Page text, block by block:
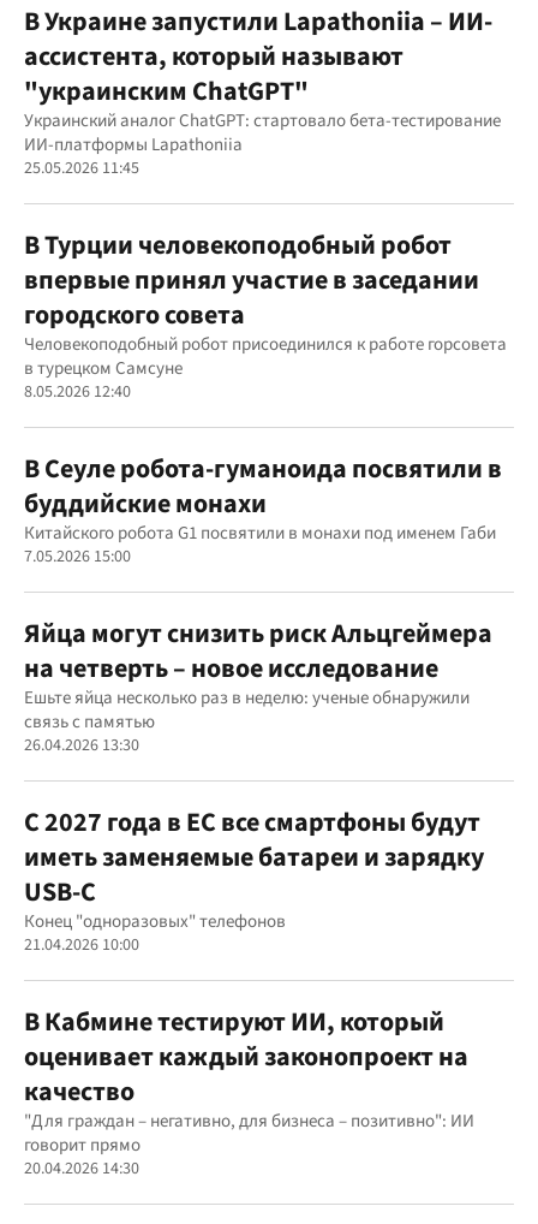
В Украине запустили Lapathoniia – ИИ-
ассистента, который называют
"украинским ChatGPT"
Украинский аналог ChatGPT: стартовало бета-тестирование
ИИ-платформы Lapathoniia
25.05.2026 11:45
В Турции человекоподобный робот
впервые принял участие в заседании
городского совета
Человекоподобный робот присоединился к работе горсовета
в турецком Самсуне
8.05.2026 12:40
В Сеуле робота-гуманоида посвятили в
буддийские монахи
Китайского робота G1 посвятили в монахи под именем Габи
7.05.2026 15:00
Яйца могут снизить риск Альцгеймера
на четверть – новое исследование
Ешьте яйца несколько раз в неделю: ученые обнаружили
связь с памятью
26.04.2026 13:30
С 2027 года в ЕС все смартфоны будут
иметь заменяемые батареи и зарядку
USB-C
Конец "одноразовых" телефонов
21.04.2026 10:00
В Кабмине тестируют ИИ, который
оценивает каждый законопроект на
качество
"Для граждан – негативно, для бизнеса – позитивно": ИИ
говорит прямо
20.04.2026 14:30